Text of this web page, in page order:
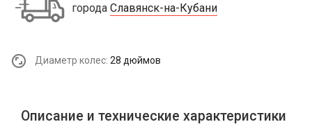
города Славянск-на-Кубани
Диаметр колес: 28 дюймов
Описание и технические характеристики